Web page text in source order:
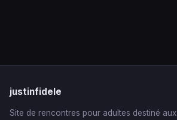
justinfidele
Site de rencontres pour adultes destiné